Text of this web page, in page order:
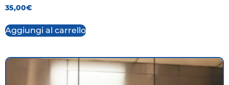
35,00€
Aggiungi al carrello